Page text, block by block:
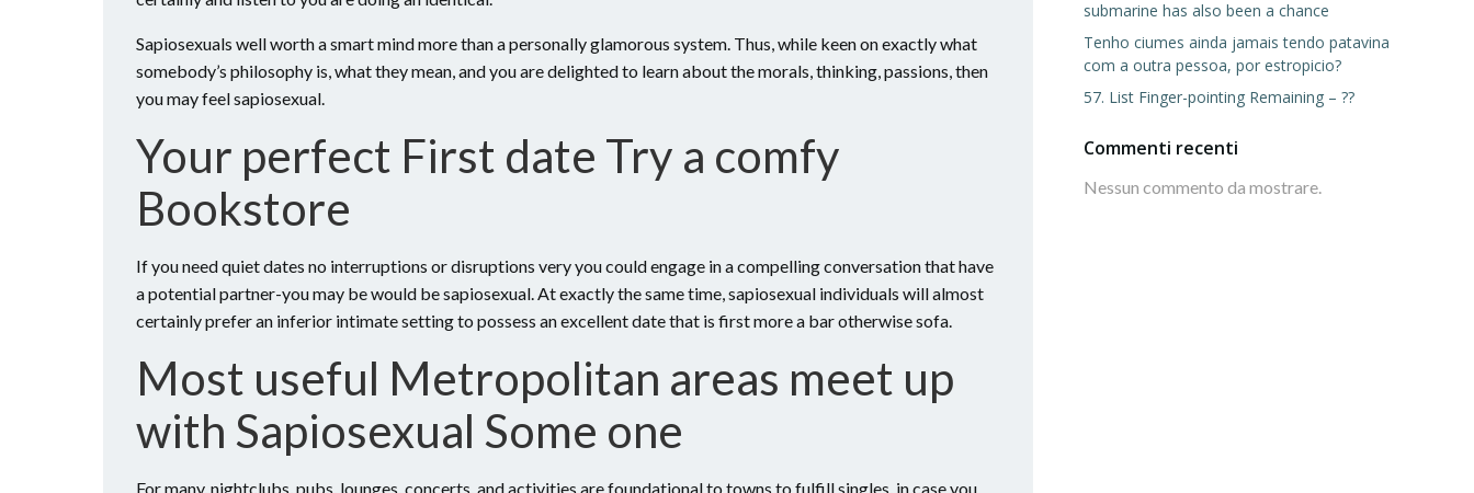
Sapiosexuals well worth a smart mind more than a personally glamorous system. Thus, while keen on exactly what
somebody’s philosophy is, what they mean, and you are delighted to learn about the morals, thinking, passions, then
you may feel sapiosexual.
Your perfect First date Try a comfy
Bookstore
If you need quiet dates no interruptions or disruptions very you could engage in a compelling conversation that have
a potential partner-you may be would be sapiosexual. At exactly the same time, sapiosexual individuals will almost
certainly prefer an inferior intimate setting to possess an excellent date that is first more a bar otherwise sofa.
Most useful Metropolitan areas meet up
with Sapiosexual Some one
For many, nightclubs, pubs, lounges, concerts, and activities are foundational to towns to fulfill singles, in case you
submarine has also been a chance
Tenho ciumes ainda jamais tendo patavina
com a outra pessoa, por estropicio?
57. List Finger-pointing Remaining – ??
Commenti recenti
Nessun commento da mostrare.